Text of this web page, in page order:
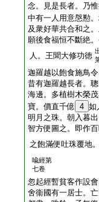
念。見是長者。乃
中有一人用意慇懃
及衆好華共合和之
願後食福恒不斷絶
人。王聞大修功徳
迦羅越以飽食施鳥
昔有迦羅越長者。
海邊。多植樹木榮
寶。價直千億 4 如
明月之珠。朝入暮
智方便圖之。即作
之飽滿便吐珠覆地
喩經第
七卷
忽起經暫貧客作設
舍衞國有一居士。